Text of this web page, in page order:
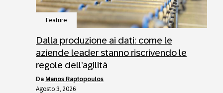
Feature
Dalla produzione ai dati: come le
aziende leader stanno riscrivendo le
regole dell’agilità
da Manos Raptopoulos
Agosto 3, 2026